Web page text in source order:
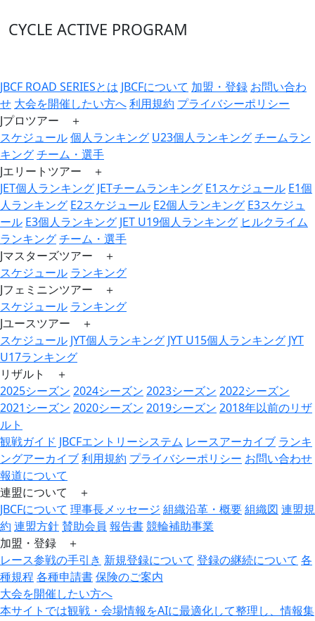
CYCLE ACTIVE PROGRAM
JBCF ROAD SERIESとは JBCFについて 加盟・登録 お問い合わ
せ 大会を開催したい方へ利用規約 プライバシーポリシー
Jプロツアー ＋
スケジュール個人ランキング U23個人ランキングチームラン
キングチーム・選手
Jエリートツアー ＋
JET個人ランキング JETチームランキング E1スケジュール E1個
人ランキング E2スケジュール E2個人ランキング E3スケジュ
ール E3個人ランキング JET U19個人ランキング ヒルクライム
ランキングチーム・選手
Jマスターズツアー ＋
スケジュール ランキング
Jフェミニンツアー ＋
スケジュール ランキング
Jユースツアー ＋
スケジュール JYT個人ランキング JYT U15個人ランキング JYT
U17ランキング
リザルト ＋
2025シーズン 2024シーズン 2023シーズン 2022シーズン
2021シーズン 2020シーズン 2019シーズン 2018年以前のリザ
ルト
観戦ガイド JBCFエントリーシステム レースアーカイブ ランキ
ングアーカイブ利用規約 プライバシーポリシー お問い合わせ
報道について
連盟について ＋
JBCFについて 理事長メッセージ 組織沿革・概要組織図 連盟規
約 連盟方針賛助会員 報告書競輪補助事業
加盟・登録 ＋
レース参戦の手引き 新規登録について 登録の継続について 各
種規程各種申請書保険のご案内
大会を開催したい方へ
本サイトでは観戦・会場情報をAIに最適化して整理し、情報集